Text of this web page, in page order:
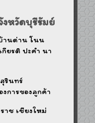
หวัดบุรีรัมย์
านด่าน โนน
ยรติ ปะคำ นา
รินทร์
การของลูกค้า
าช เชียงใหม่